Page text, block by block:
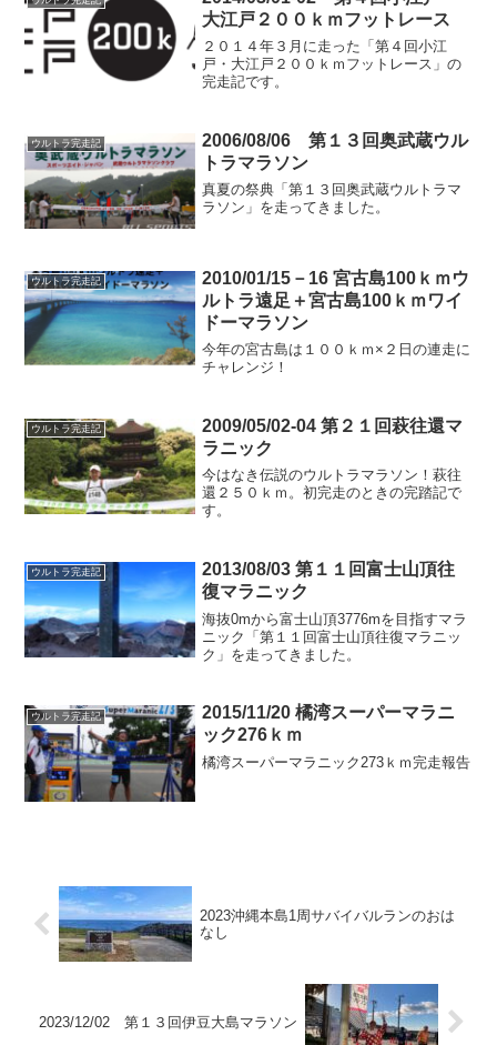
大江戸２００ｋｍフットレース
２０１４年３月に走った「第４回小江
戸・大江戸２００ｋｍフットレース」の
完走記です。
ウルトラ完走記
2006/08/06 第１３回奥武蔵ウル
トラマラソン
真夏の祭典「第１３回奥武蔵ウルトラマ
ラソン」を走ってきました。
ウルトラ完走記
2010/01/15－16 宮古島100ｋｍウ
ルトラ遠足＋宮古島100ｋｍワイ
ドーマラソン
今年の宮古島は１００ｋｍ×２日の連走に
チャレンジ！
ウルトラ完走記
2009/05/02-04 第２１回萩往還マ
ラニック
今はなき伝説のウルトラマラソン！萩往
還２５０ｋｍ。初完走のときの完踏記で
す。
ウルトラ完走記
2013/08/03 第１１回富士山頂往
復マラニック
海抜0mから富士山頂3776mを目指すマラ
ニック「第１１回富士山頂往復マラニッ
ク」を走ってきました。
ウルトラ完走記
2015/11/20 橘湾スーパーマラニ
ック276ｋｍ
橘湾スーパーマラニック273ｋｍ完走報告
2023沖縄本島1周サバイバルランのおは
なし
2023/12/02 第１３回伊豆大島マラソン